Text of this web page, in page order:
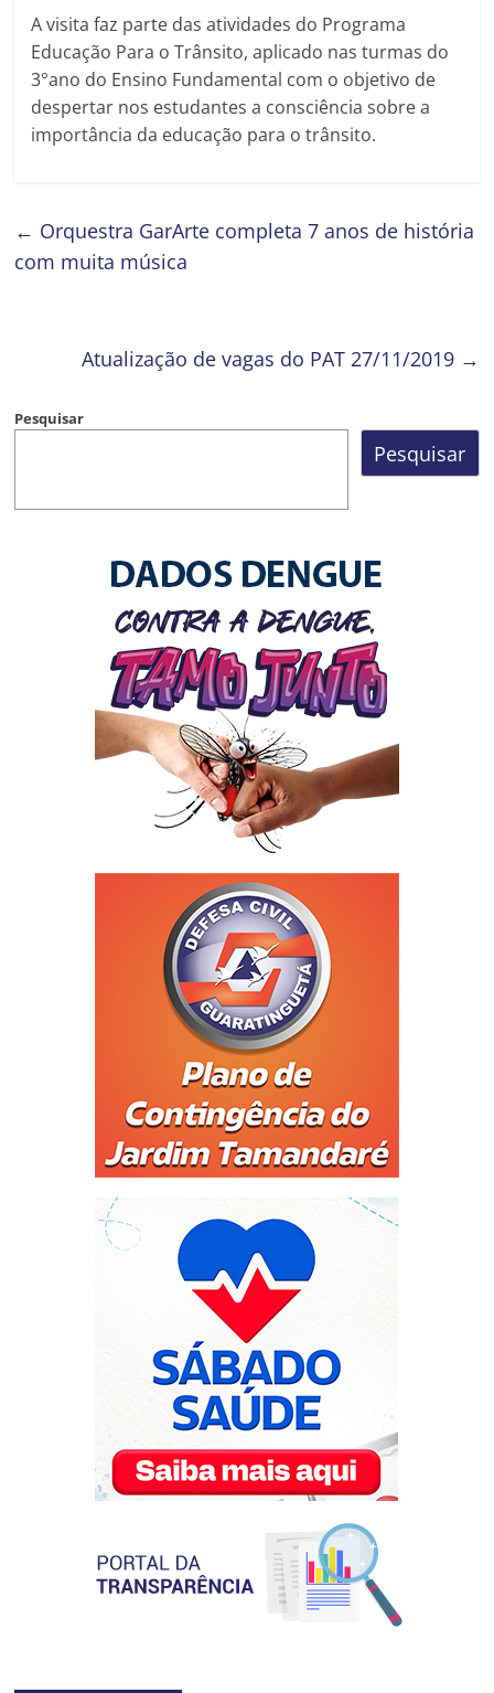
A visita faz parte das atividades do Programa
Educação Para o Trânsito, aplicado nas turmas do
3°ano do Ensino Fundamental com o objetivo de
despertar nos estudantes a consciência sobre a
importância da educação para o trânsito.
← Orquestra GarArte completa 7 anos de história
com muita música
Atualização de vagas do PAT 27/11/2019 →
Pesquisar
Pesquisar